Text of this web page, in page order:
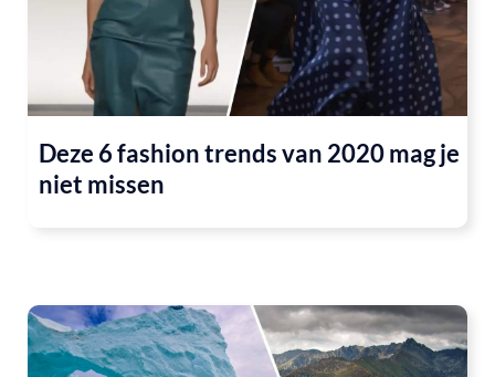
Deze 6 fashion trends van 2020 mag je
niet missen